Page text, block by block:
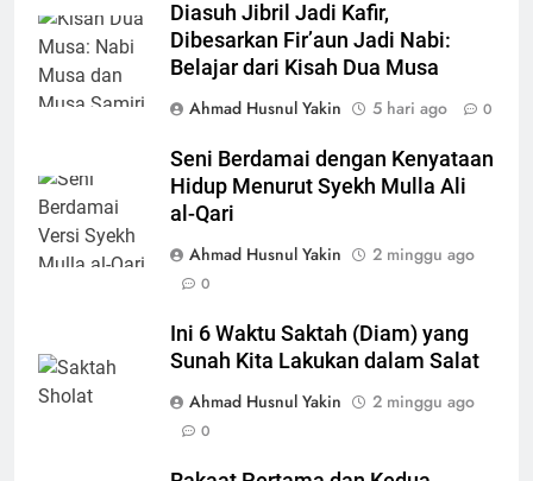
Diasuh Jibril Jadi Kafir,
Dibesarkan Fir’aun Jadi Nabi:
Belajar dari Kisah Dua Musa
Ahmad Husnul Yakin
5 hari ago 0
Seni Berdamai dengan Kenyataan
Hidup Menurut Syekh Mulla Ali
al-Qari
Ahmad Husnul Yakin
2 minggu ago
0
Ini 6 Waktu Saktah (Diam) yang
Sunah Kita Lakukan dalam Salat
Ahmad Husnul Yakin
2 minggu ago
0